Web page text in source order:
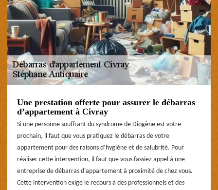
Une prestation offerte pour assurer le débarras
d’appartement à Civray
Si une personne souffrant du syndrome de Diogène est votre
prochain, il faut que vous pratiquez le débarras de votre
appartement pour des raisons d’hygiène et de salubrité. Pour
réaliser cette intervention, il faut que vous fassiez appel à une
entreprise de débarras d’appartement à proximité de chez vous.
Cette intervention exige le recours à des professionnels et des